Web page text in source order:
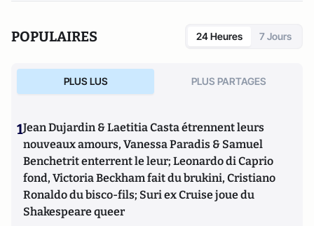
POPULAIRES 24 Heures 7 Jours
PLUS LUS PLUS PARTAGES
1Jean Dujardin & Laetitia Casta étrennent leurs
nouveaux amours, Vanessa Paradis & Samuel
Benchetrit enterrent le leur; Leonardo di Caprio
fond, Victoria Beckham fait du brukini, Cristiano
Ronaldo du bisco-fils; Suri ex Cruise joue du
Shakespeare queer